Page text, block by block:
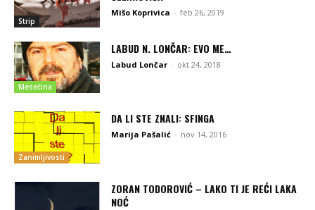
Strip
Mišo Koprivica - feb 26, 2019
Mesečina
LABUD N. LONČAR: EVO ME…
Labud Lončar - okt 24, 2018
Zanimljivosti
DA LI STE ZNALI: SFINGA
Marija Pašalić - nov 14, 2016
ZORAN TODOROVIĆ – LAKO TI JE REĆI LAKA
NOĆ